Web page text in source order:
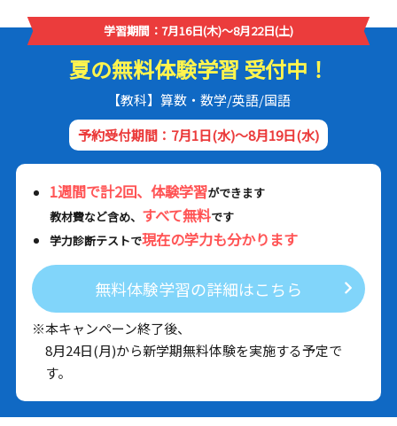
学習期間：7月16日(木)～8月22日(土)
夏の無料体験学習 受付中！
【教科】算数・数学/英語/国語
予約受付期間：7月1日(水)～8月19日(水)
1週間で計2回、体験学習ができます
教材費など含め、 すべて無料です
学力診断テストで現在の学力も分かります
無料体験学習の詳細はこちら
※本キャンペーン終了後、
8月24日(月)から新学期無料体験を実施する予定で
す。